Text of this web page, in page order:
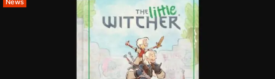
News